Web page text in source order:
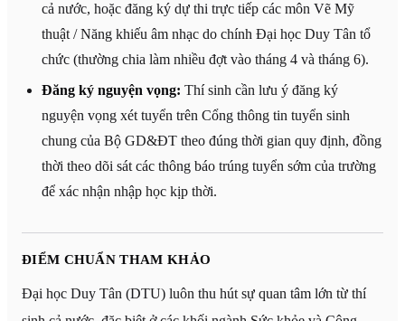
cả nước, hoặc đăng ký dự thi trực tiếp các môn Vẽ Mỹ
thuật / Năng khiếu âm nhạc do chính Đại học Duy Tân tổ
chức (thường chia làm nhiều đợt vào tháng 4 và tháng 6).
Đăng ký nguyện vọng: Thí sinh cần lưu ý đăng ký
nguyện vọng xét tuyển trên Cổng thông tin tuyển sinh
chung của Bộ GD&ĐT theo đúng thời gian quy định, đồng
thời theo dõi sát các thông báo trúng tuyển sớm của trường
để xác nhận nhập học kịp thời.
ĐIỂM CHUẨN THAM KHẢO
Đại học Duy Tân (DTU) luôn thu hút sự quan tâm lớn từ thí